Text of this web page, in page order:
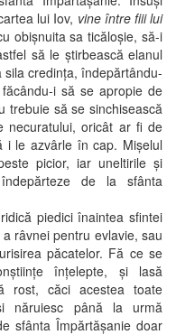
lui Iov, vine între fiii lui
obişnuita sa ticăloşie, să-i
să le ştirbească elanul
credinţa, îndepărtându-
i să se apropie de
trebuie să se sinchisească
necuratului, oricât ar fi de
i le azvârle în cap. Mişelul
picior, iar uneltirile şi
de la sfânta
piedici înaintea sfintei
râvnei pentru evlavie, sau
păcatelor. Fă ce se
înţelepte, şi lasă
rost, căci acestea toate
năruiesc până la urmă
sfânta Împărtăşanie doar